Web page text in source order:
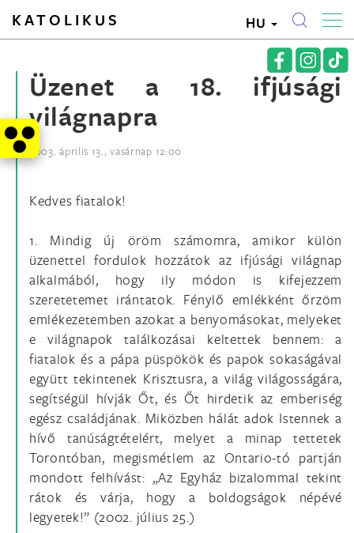
KATOLIKUS HU
Üzenet a 18. ifjúsági
világnapra
2003. április 13., vasárnap 12:00
Kedves fiatalok!
1. Mindig új öröm számomra, amikor külön
üzenettel fordulok hozzátok az ifjúsági világnap
alkalmából, hogy ily módon is kifejezzem
szeretetemet irántatok. Fénylő emlékként őrzöm
emlékezetemben azokat a benyomásokat, melyeket
e világnapok találkozásai keltettek bennem: a
fiatalok és a pápa püspökök és papok sokaságával
együtt tekintenek Krisztusra, a világ világosságára,
segítségül hívják Őt, és Őt hirdetik az emberiség
egész családjának. Miközben hálát adok Istennek a
hívő tanúságtételért, melyet a minap tettetek
Torontóban, megismétlem az Ontario-tó partján
mondott felhívást: „Az Egyház bizalommal tekint
rátok és várja, hogy a boldogságok népévé
legyetek!” (2002. július 25.)